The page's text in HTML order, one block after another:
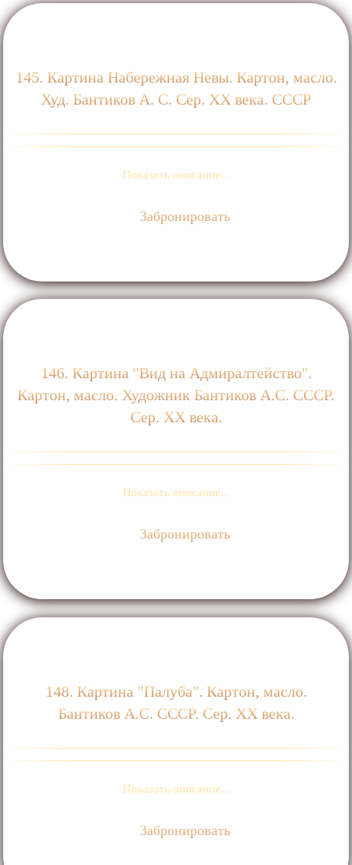
145. Картина Набережная Невы. Картон, масло.
Худ. Бантиков А. С. Сер. ХХ века. СССР
Показать описание...
Забронировать
146. Картина "Вид на Адмиралтейство".
Картон, масло. Художник Бантиков А.С. СССР.
Сер. XX века.
Показать описание...
Забронировать
148. Картина "Палуба". Картон, масло.
Бантиков А.С. СССР. Сер. ХХ века.
Показать описание...
Забронировать